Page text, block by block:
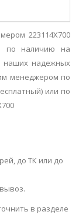
223114X700
по наличию на
наших надежных
менеджером по
или по
до ТК или до
в разделе